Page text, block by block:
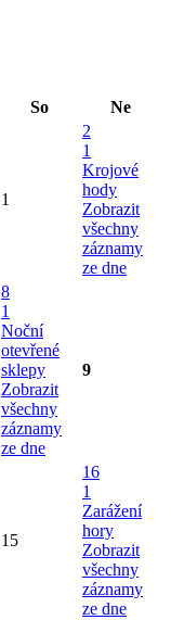
So Ne
1
2
1
Krojové
hody
Zobrazit
všechny
záznamy
ze dne
8
1
Noční
otevřené
sklepy
Zobrazit
všechny
záznamy
ze dne
9
15
16
1
Zarážení
hory
Zobrazit
všechny
záznamy
ze dne